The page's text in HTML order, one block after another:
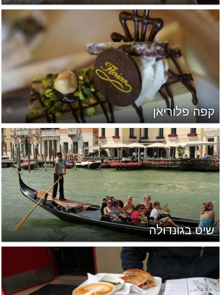
קפה פלוריאן
שיט בגונדולה